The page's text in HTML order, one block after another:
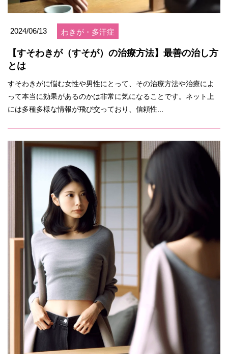
2024/06/13 わきが・多汗症
【すそわきが（すそが）の治療方法】最善の治し方
とは
すそわきがに悩む女性や男性にとって、その治療方法や治療によ
って本当に効果があるのかは非常に気になることです。ネット上
には多種多様な情報が飛び交っており、信頼性...